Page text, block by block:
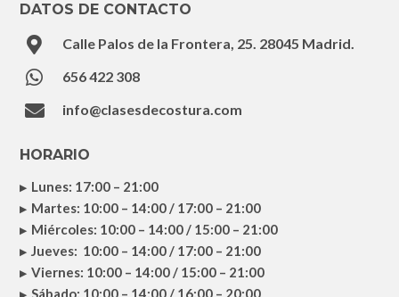
DATOS DE CONTACTO
 Calle Palos de la Frontera, 25. 28045 Madrid.
 656 422 308
 info@clasesdecostura.com
HORARIO
Lunes: 17:00 – 21:00
Martes: 10:00 – 14:00 / 17:00 – 21:00
Miércoles: 10:00 – 14:00 / 15:00 – 21:00
Jueves: 10:00 – 14:00 / 17:00 – 21:00
Viernes: 10:00 – 14:00 / 15:00 – 21:00
Sábado: 10:00 – 14:00 / 16:00 – 20:00